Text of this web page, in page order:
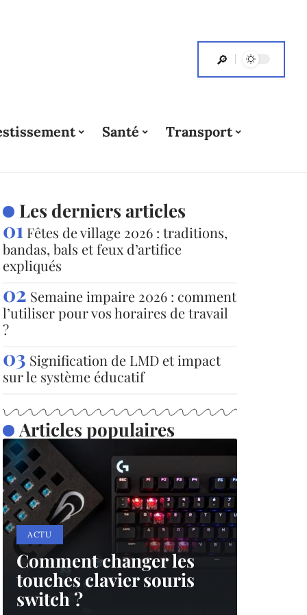
Santé
Transport
Les derniers articles
Fêtes de village 2026 : traditions,
bandas, bals et feux d’artifice
expliqués
Semaine impaire 2026 : comment
l’utiliser pour vos horaires de travail
?
Signification de LMD et impact
sur le système éducatif
Articles populaires
ACTU
Comment changer les
touches clavier souris
switch ?